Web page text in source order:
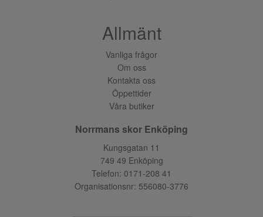
Allmänt
Vanliga frågor
Om oss
Kontakta oss
Öppettider
Våra butiker
Norrmans skor Enköping
Kungsgatan 11
749 49 Enköping
Telefon: 0171-208 41
Organisationsnr: 556080-3776